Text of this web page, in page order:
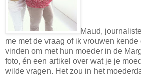
Maud,
me met de vraag of ik vrouwen
vinden om met hun moeder in de
foto, én een artikel over wat je je
wilde vragen. Het zou in het